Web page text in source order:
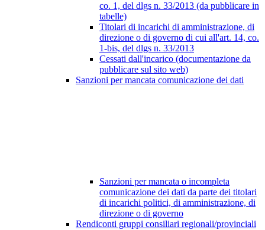
co. 1, del dlgs n. 33/2013 (da pubblicare in
tabelle)
Titolari di incarichi di amministrazione, di
direzione o di governo di cui all'art. 14, co.
1-bis, del dlgs n. 33/2013
Cessati dall'incarico (documentazione da
pubblicare sul sito web)
Sanzioni per mancata comunicazione dei dati
Sanzioni per mancata o incompleta
comunicazione dei dati da parte dei titolari
di incarichi politici, di amministrazione, di
direzione o di governo
Rendiconti gruppi consiliari regionali/provinciali